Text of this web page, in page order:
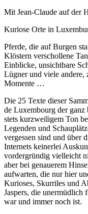
Mit Jean-Claude auf der
Kuriose Orte in
Pferde, die auf Burgen
Klöstern verschollene
Einblicke, unsichtbare
Lügner und viele andere,
Momente …
Die 25 Texte dieser
de Luxembourg der ganz
stets kurzweiligem Ton
Legenden und
vergessen sind und über
Internets keinerlei
vordergründig vielleicht
aber bei genauerem
aufwarten, die nur hier
Kurioses, Skurriles und
Jaspers, die unermüdlich
war und immer noch ist.